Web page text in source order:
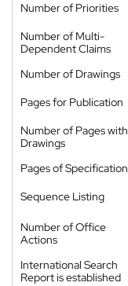
Number of Priorities
Number of Multi-
Dependent Claims
Number of Drawings
Pages for Publication
Number of Pages with
Drawings
Pages of Specification
Sequence Listing
Number of Office
Actions
International Search
Report is established